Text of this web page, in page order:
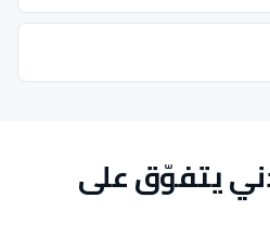
يتفوّق على